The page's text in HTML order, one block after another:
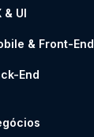
& UI
& Front-End
End